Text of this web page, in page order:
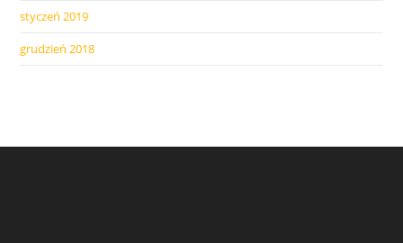
styczeń 2019
grudzień 2018